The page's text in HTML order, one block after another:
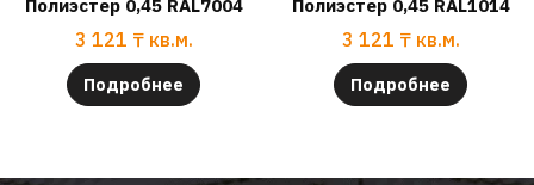
Полиэстер 0,45 RAL7004
3 121 ₸ кв.м.
Подробнее
Полиэстер 0,45 RAL1014
3 121 ₸ кв.м.
Подробнее